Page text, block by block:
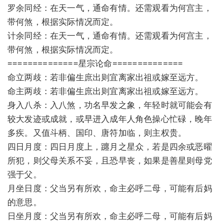
罗余同经：在天一气，通命有情。还需观看为何宫主，
带何煞，根据实际情况而定。
计余同经：在天一气，通命有情。还需观看为何宫主，
带何煞，根据实际情况而定。
==============星宗论命==============
命立两歧：若非偏生庶出则宜离家出祖或嫁至远方。
命主两歧：若非偏生庶出则宜离家出祖或嫁至远方。
身入八杀：入八煞，功名早发之象，年轻时就可能会有
较大发迹或成就，或早进入成年人角色操心忙碌，晚年
多疾。又值斗柄、国印、唐符加临，则主权贵。
四日月度：四日月度上，躔月之星众，若是四余或恶曜
所犯，则父母关系不妥，且恐早丧，如果是善星则母党
强于父。
月坐日度：父当另有所欢，命主必呼二母，可能有后妈
的意思。
日坐月度：父当另有所欢，命主必呼二母，可能有后妈